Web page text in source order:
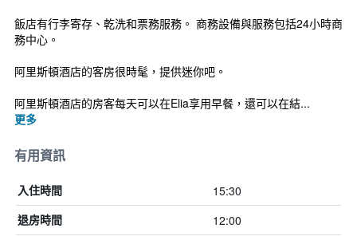
飯店有行李寄存、乾洗和票務服務。 商務設備與服務包括24小時商
務中心。
阿里斯頓酒店的客房很時髦，提供迷你吧。
阿里斯頓酒店的房客每天可以在Elia享用早餐，還可以在結...
更多
有用資訊
入住時間 15:30
退房時間 12:00